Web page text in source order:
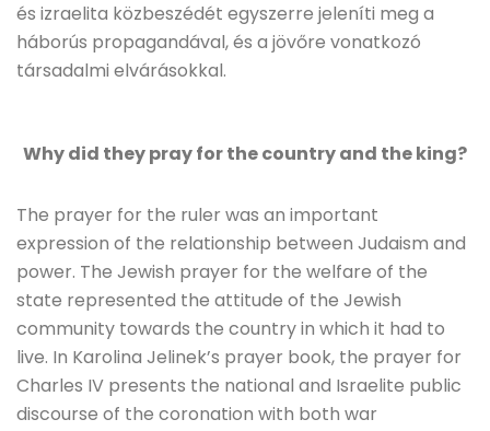
és izraelita közbeszédét egyszerre jeleníti meg a
háborús propagandával, és a jövőre vonatkozó
társadalmi elvárásokkal.
Why did they pray for the country and the king?
The prayer for the ruler was an important
expression of the relationship between Judaism and
power. The Jewish prayer for the welfare of the
state represented the attitude of the Jewish
community towards the country in which it had to
live. In Karolina Jelinek’s prayer book, the prayer for
Charles IV presents the national and Israelite public
discourse of the coronation with both war